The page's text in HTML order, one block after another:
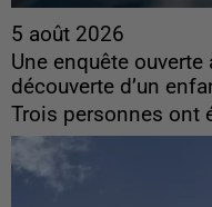
5 août 2026
Une enquête
découverte d’un
Trois personnes ont